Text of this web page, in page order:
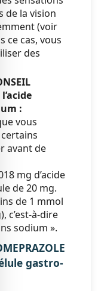
de la vision
(voir
ce cas, vous
des
:
vous
avant de
mg d’acide
de 20 mg.
de 1 mmol
c’est-à-dire
sodium ».
gastro-